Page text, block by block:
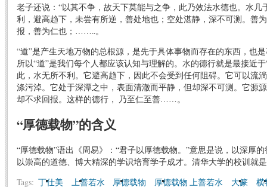
老子还说：“以其不争，故天下莫能与之争，此乃效法水德也。水几
利，避高趋下，未尝有所逆，善处地也；空处湛静，深不可测。善
报，善为仁也；……..。
“道”是产生天地万物的总根源，是先于具体事物而存在的东西，也
所以“道”是我们每个人都应该认知与理解的。水的德行就是最接近
此，水无所不利。它避高趋下，因此不会受到任何阻碍。它可以流
涤污淖。它处于深潭之中，表面清澈而平静，但却深不可测。它源
却不求回报。这样的德行， 乃至仁至善……。
“厚德载物”的含义
“厚德载物”语出《周易》：“君子以厚德载物。”意思是说，以深厚
以崇高的道德、博大精深的学识培育学子成才。清华大学的校训就
Tags: 丁仕美 上善若水 厚德载物 厚德载物 上善若水 大篆
横